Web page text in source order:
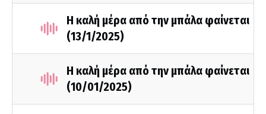
Η καλή μέρα από την μπάλα φαίνεται
(13/1/2025)
Η καλή μέρα από την μπάλα φαίνεται
(10/01/2025)